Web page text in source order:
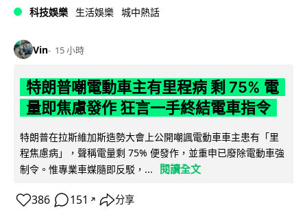
科技娛樂 生活娛樂 城中熱話
Vin 15 小時
特朗普嘲電動車主有里程病 剩 75% 電
量即焦慮發作 狂言一手終結電車指令
特朗普在拉斯維加斯造勢大會上公開嘲諷電動車車主患有「里
程焦慮病」，聲稱電量剩 75% 便發作，並重申已廢除電動車強
制令。惟專業車媒隨即反駁，...
閱讀全文
386 151 ↗ 分享